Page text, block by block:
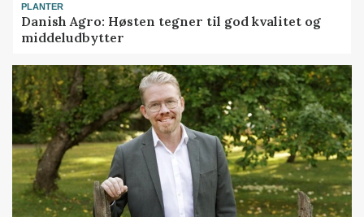
PLANTER
Danish Agro: Høsten tegner til god kvalitet og
middeludbytter